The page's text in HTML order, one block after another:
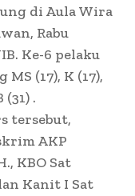
di Aula Wira
Rabu
Ke-6 pelaku
(17), K (17),
(31) .
tersebut,
AKP
KBO Sat
Kanit I Sat